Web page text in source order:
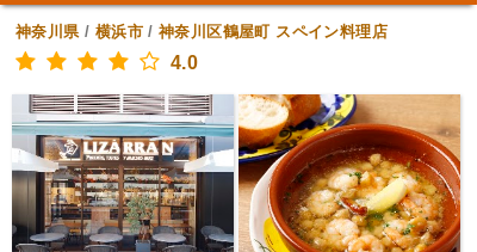
神奈川県/ 横浜市/神奈川区鶴屋町 スペイン料理店
4.0